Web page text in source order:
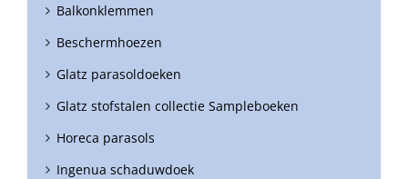
Balkonklemmen
Beschermhoezen
Glatz parasoldoeken
Glatz stofstalen collectie Sampleboeken
Horeca parasols
Ingenua schaduwdoek